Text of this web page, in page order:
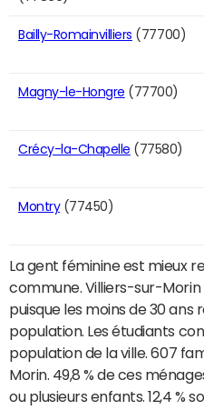
Bailly-Romainvilliers (77700)
Magny-le-Hongre (77700)
Crécy-la-Chapelle (77580)
Montry(77450)
La gent féminine est mieux
commune. Villiers-sur-Morin
puisque les moins de 30 ans
population. Les étudiants
population de la ville. 607
Morin. 49,8 % de ces
ou plusieurs enfants. 12,4 %